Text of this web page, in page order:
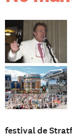
festival de